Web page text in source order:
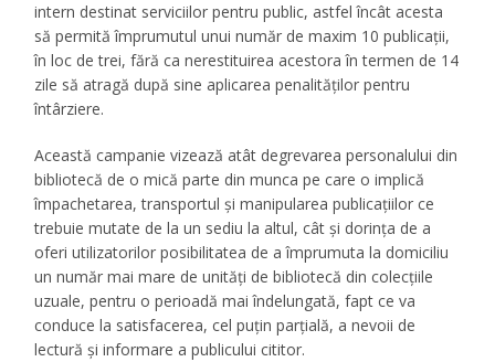
intern destinat serviciilor pentru public, astfel încât acesta
să permită împrumutul unui număr de maxim 10 publicații,
în loc de trei, fără ca nerestituirea acestora în termen de 14
zile să atragă după sine aplicarea penalităților pentru
întârziere.
Această campanie vizează atât degrevarea personalului din
bibliotecă de o mică parte din munca pe care o implică
împachetarea, transportul și manipularea publicațiilor ce
trebuie mutate de la un sediu la altul, cât și dorința de a
oferi utilizatorilor posibilitatea de a împrumuta la domiciliu
un număr mai mare de unități de bibliotecă din colecțiile
uzuale, pentru o perioadă mai îndelungată, fapt ce va
conduce la satisfacerea, cel puțin parțială, a nevoii de
lectură și informare a publicului cititor.